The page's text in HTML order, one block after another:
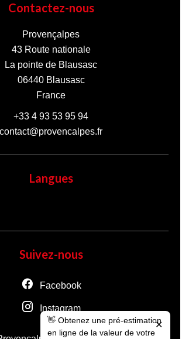
Contactez-nous
Provençalpes
43 Route nationale
La pointe de Blausasc
06440Blausasc
France
+33 4 93 53 95 94
contact@provencalpes.fr
Langues
Suivez-nous
Facebook
Instagram
👋 Obtenez une pré-estimation
en ligne de la valeur de votre
✕